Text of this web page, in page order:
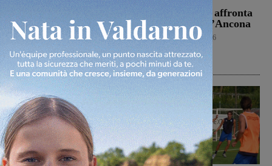
Il Terrranuova Traiana
battuto 3-1
nell’amichevole di
Grosseto
Calcio 8 Agosto 2026
Il Montevarchi affronta
in amichevole l’Ancona
Calcio 8 Agosto 2026